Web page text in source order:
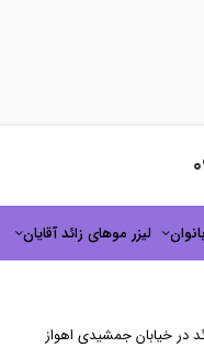
لیزر موهای زائد آقایان
در خیابان جمشیدی اهواز